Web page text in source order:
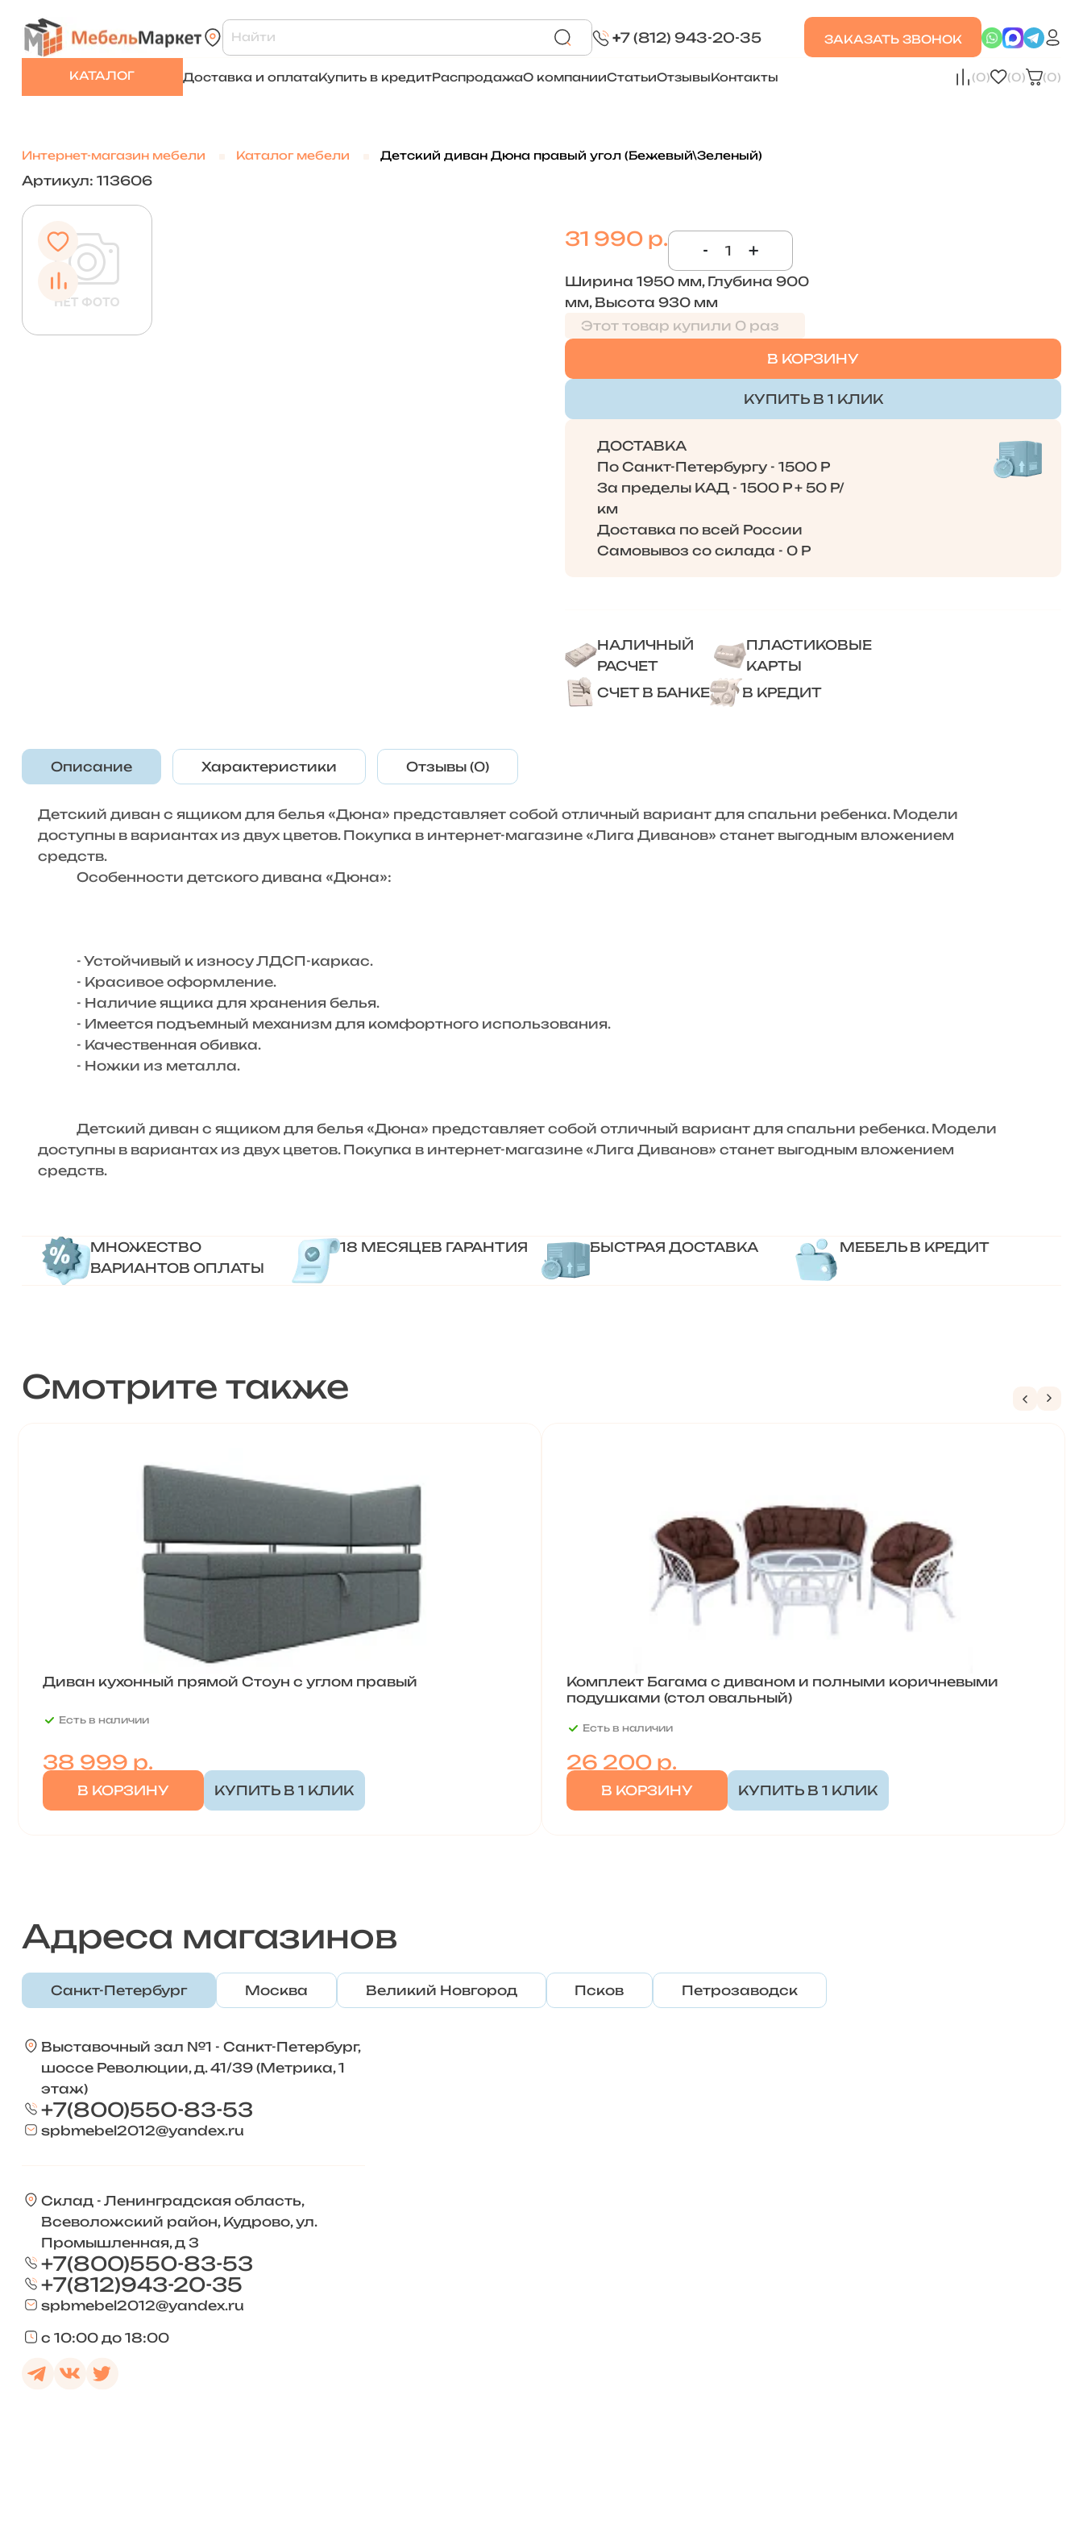
+7 (812) 943-20-35 ЗАКАЗАТЬ ЗВОНОК
КАТАЛОГ Доставка и оплатаКупить в кредитРаспродажаО компанииСтатьиОтзывыКонтакты (0) (0) (0)
Интернет-магазин мебели Каталог мебели Детский диван Дюна правый угол (Бежевый\Зеленый)
Артикул: 113606
31 990 р. - +
Ширина 1950 мм, Глубина 900
мм, Высота 930 мм
Этот товар купили 0 раз
В КОРЗИНУ
КУПИТЬ В 1 КЛИК
ДОСТАВКА
По Санкт-Петербургу - 1500 Р
За пределы КАД - 1500 Р + 50 Р/
км
Доставка по всей России
Самовывоз со склада - 0 Р
НАЛИЧНЫЙ
РАСЧЕТ
ПЛАСТИКОВЫЕ
КАРТЫ
СЧЕТ В БАНКЕ
В КРЕДИТ
Описание Характеристики Отзывы (0)
Детский диван с ящиком для белья «Дюна» представляет собой отличный вариант для спальни ребенка. Модели
доступны в вариантах из двух цветов. Покупка в интернет-магазине «Лига Диванов» станет выгодным вложением
средств.
Особенности детского дивана «Дюна»:
- Устойчивый к износу ЛДСП-каркас.
- Красивое оформление.
- Наличие ящика для хранения белья.
- Имеется подъемный механизм для комфортного использования.
- Качественная обивка.
- Ножки из металла.
Детский диван с ящиком для белья «Дюна» представляет собой отличный вариант для спальни ребенка. Модели
доступны в вариантах из двух цветов. Покупка в интернет-магазине «Лига Диванов» станет выгодным вложением
средств.
МНОЖЕСТВО
ВАРИАНТОВ ОПЛАТЫ
18 МЕСЯЦЕВ ГАРАНТИЯ БЫСТРАЯ ДОСТАВКА МЕБЕЛЬ В КРЕДИТ
Смотрите также
Диван кухонный прямой Стоун с углом правый
Есть в наличии
38 999 р.
В КОРЗИНУ КУПИТЬ В 1 КЛИК
Комплект Багама с диваном и полными коричневыми
подушками (стол овальный)
Есть в наличии
26 200р.
В КОРЗИНУ КУПИТЬ В 1 КЛИК
Адреса магазинов
Санкт-Петербург Москва Великий Новгород Псков Петрозаводск
Выставочный зал №1 - Санкт-Петербург,
шоссе Революции, д. 41/39 (Метрика, 1
этаж)
+7(800)550-83-53
spbmebel2012@yandex.ru
Склад - Ленинградская область,
Всеволожский район, Кудрово, ул.
Промышленная, д 3
+7(800)550-83-53
+7(812)943-20-35
spbmebel2012@yandex.ru
с 10:00 до 18:00